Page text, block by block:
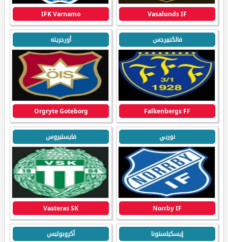
Vasalunds IF
IFK Varnamo
فالكنبيرجس
Falkenbergs FF
أورجريته
Orgryte Goteborg
نوربي
Norrby IF
فايستيروس
Vasteras SK
إيسكيلستونا أكروبوليس